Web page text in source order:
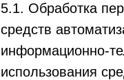
5.1. Обработка
средств
информационно-
использования